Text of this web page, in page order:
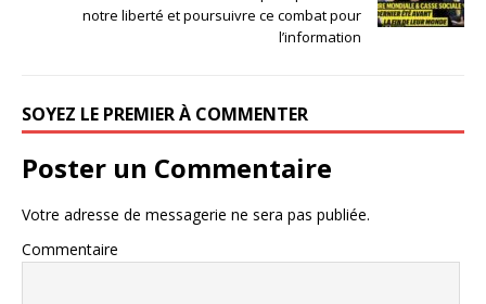
notre liberté et poursuivre ce combat pour
l’information
SOYEZ LE PREMIER À COMMENTER
Poster un Commentaire
Votre adresse de messagerie ne sera pas publiée.
Commentaire